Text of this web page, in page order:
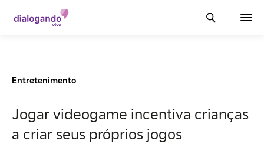
Entretenimento
Jogar videogame incentiva crianças
a criar seus próprios jogos